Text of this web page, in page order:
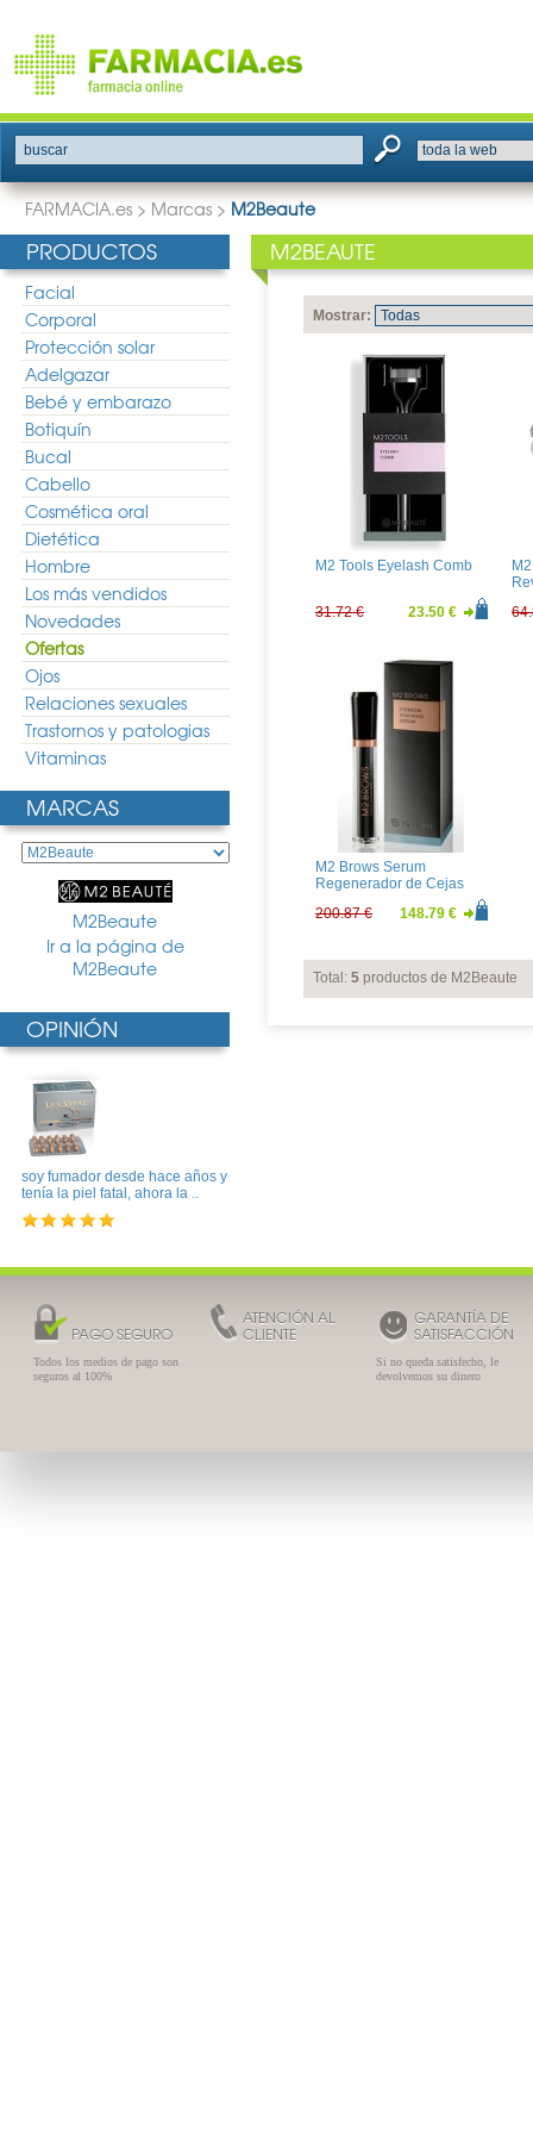
buscar
FARMACIA.es > Marcas > M2Beaute
PRODUCTOS
Facial
Corporal
Protección solar
Adelgazar
Bebé y embarazo
Botiquín
Bucal
Cabello
Cosmética oral
Dietética
Hombre
Los más vendidos
Novedades
Ofertas
Ojos
Relaciones sexuales
Trastornos y patologias
Vitaminas
MARCAS
M2Beaute
Ir a la página de
M2Beaute
OPINIÓN
soy fumador desde hace años y
tenía la piel fatal, ahora la ..
M2BEAUTE
Mostrar:
M2 Tools Eyelash Comb
31.72 € 23.50 €
M2 Brows Serum
Regenerador de Cejas
200.87 €
148.79 €
Total: 5 productos de M2Beaute
PAGO SEGURO
Todos los medios de pago son
seguros al 100%
ATENCIÓN AL
CLIENTE
GARANTÍA DE
SATISFACCIÓN
Si no queda satisfecho, le
devolvemos su dinero